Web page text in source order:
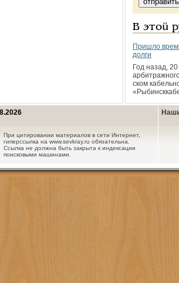
В этой
Пришло
долги
Год назад,
ском
При цитировании материалов в сети Интернет,
гиперссылка на www.sevkray.ru обязательна.
Ссылка не должна быть закрыта к индексации
поисковыми машинами.